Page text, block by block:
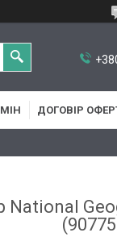
ДОГОВІР
National